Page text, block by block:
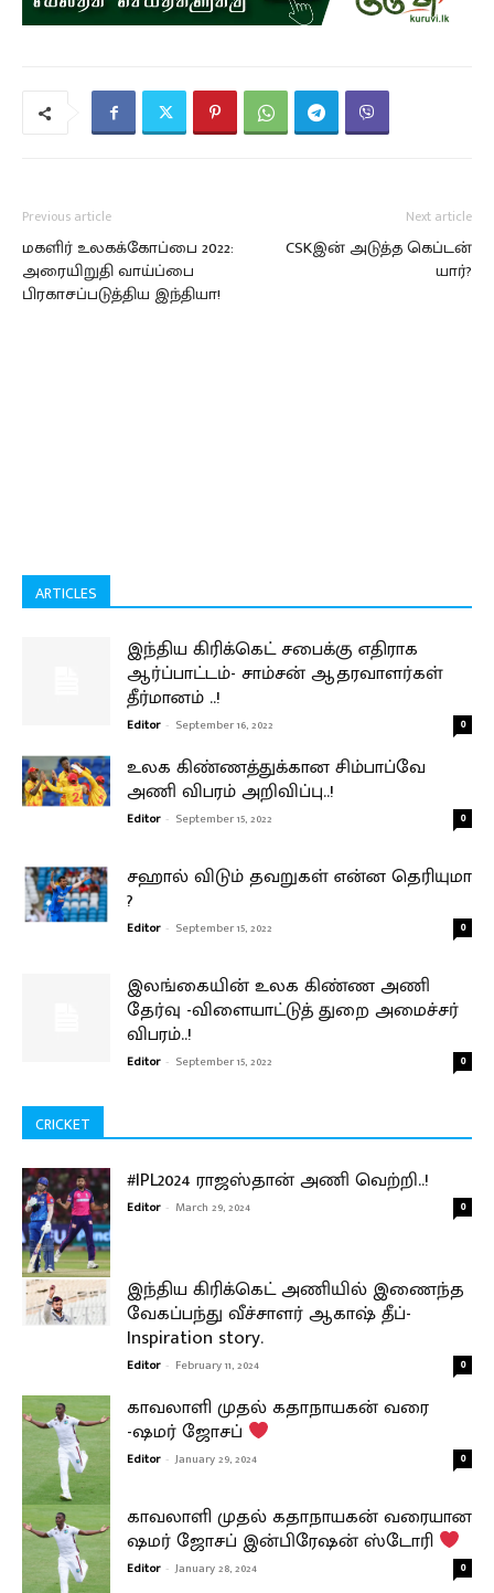
Previous article
மகளிர் உலகக்கோப்பை 2022:
அரையிறுதி வாய்ப்பை
பிரகாசப்படுத்திய இந்தியா!
Next article
CSKஇன் அடுத்த கெப்டன்
யார்?
ARTICLES
இந்திய கிரிக்கெட் சபைக்கு எதிராக
ஆர்ப்பாட்டம்- சாம்சன் ஆதரவாளர்கள்
தீர்மானம் ..!
Editor - September 16, 2022 0
உலக கிண்ணத்துக்கான சிம்பாப்வே
அணி விபரம் அறிவிப்பு..!
Editor - September 15, 2022 0
சஹால் விடும் தவறுகள் என்ன தெரியுமா
?
Editor - September 15, 2022 0
இலங்கையின் உலக கிண்ண அணி
தேர்வு -விளையாட்டுத் துறை அமைச்சர்
விபரம்..!
Editor - September 15, 2022 0
CRICKET
#IPL2024 ராஜஸ்தான் அணி வெற்றி..!
Editor - March 29, 2024 0
இந்திய கிரிக்கெட் அணியில் இணைந்த
வேகப்பந்து வீச்சாளர் ஆகாஷ் தீப்-
Inspiration story.
Editor - February 11, 2024 0
காவலாளி முதல் கதாநாயகன் வரை
-ஷமர் ஜோசப்
Editor - January 29, 2024 0
காவலாளி முதல் கதாநாயகன் வரையான
ஷமர் ஜோசப் இன்பிரேஷன் ஸ்டோரி
Editor - January 28, 2024 0